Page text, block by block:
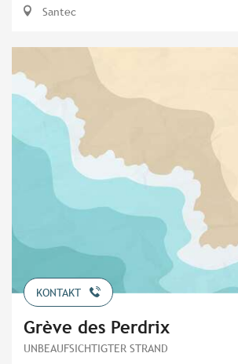
Santec
KONTAKT
Grève des Perdrix
UNBEAUFSICHTIGTER STRAND